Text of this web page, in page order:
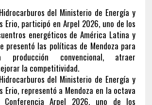
del Ministerio de Energía y
Erio, participó en Arpel 2026, uno de los
energéticos de América Latina y
presentó las políticas de Mendoza para
convencional, atraer
la competitividad.
del Ministerio de Energía y
Erio, representó a Mendoza en la octava
Arpel 2026, uno de los